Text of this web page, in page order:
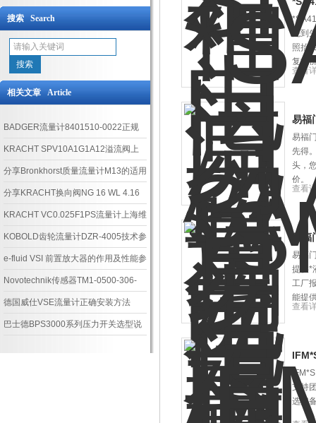
搜索 Search
相关文章 Article
BADGER流量计8401510-0022正规
现货渠道
KRACHT SPV10A1G1A12溢流阀上
海维特锐有现货
分享Bronkhorst质量流量计M13的适用
范围和安装要求
分享KRACHT换向阀NG 16 WL 4.16
选型示例
KRACHT VC0.025F1PS流量计上海维
特锐现货供应
KOBOLD齿轮流量计DZR-4005技术参
数
e-fluid VSI 前置放大器的作用及性能参
数？
Novotechnik传感器TM1-0500-306-
851*现货
德国威仕VSE流量计正确安装方法
巴士德BPS3000系列压力开关选型说
先到
照抬
复报
查看
易福
易福
先得
头，
价。
查看
易
易福
提供*
工厂
能提
查看
支持
选定